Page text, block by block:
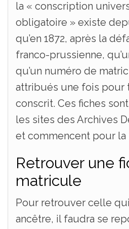
la « conscription
obligatoire » existe
qu’en 1872, après la
franco-prussienne,
qu’un numéro de
attribués une fois pour
conscrit. Ces fiches
les sites des Archives
et commencent pour la
Retrouver une
matricule
Pour retrouver celle
ancêtre, il faudra se